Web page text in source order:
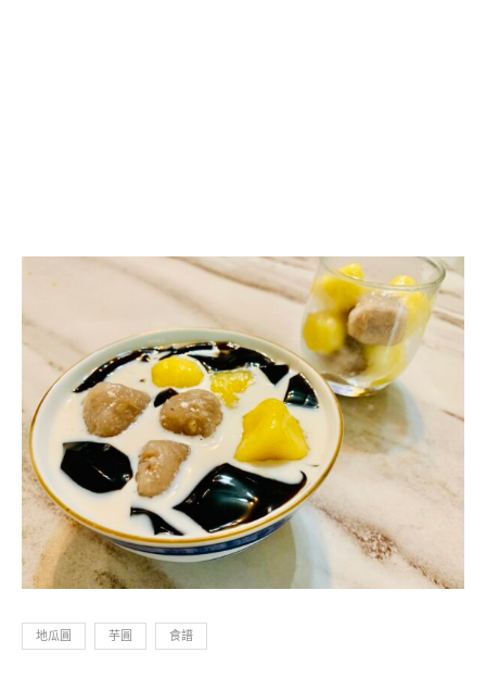
地瓜圓 芋圓 食譜